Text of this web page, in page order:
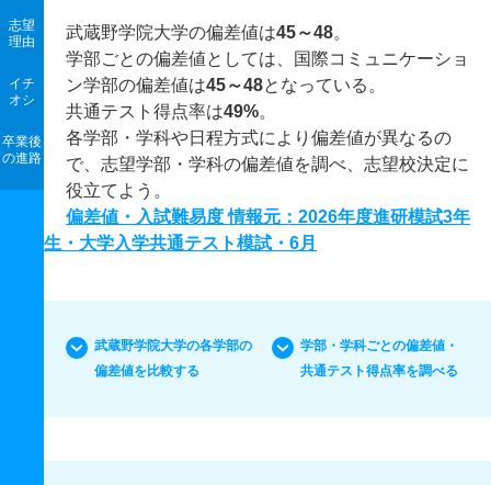
志望
理由
イチ
オシ
卒業後
の進路
武蔵野学院大学の偏差値は45～48。
学部ごとの偏差値としては、国際コミュニケーショ
ン学部の偏差値は45～48となっている。
共通テスト得点率は49%。
各学部・学科や日程方式により偏差値が異なるの
で、志望学部・学科の偏差値を調べ、志望校決定に
役立てよう。
偏差値・入試難易度 情報元：2026年度進研模試3年
生・大学入学共通テスト模試・6月
武蔵野学院大学の各学部の
偏差値を比較する
学部・学科ごとの偏差値・
共通テスト得点率を調べる